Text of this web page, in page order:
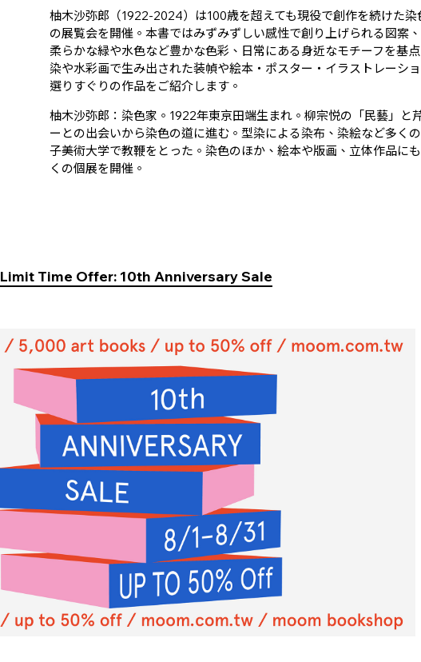
柚木沙弥郎（1922-2024）は100歳を超えても現役で創作を続けた染
の展覧会を開催。本書ではみずみずしい感性で創り上げられる図案
柔らかな緑や水色など豊かな色彩、日常にある身近なモチーフを基
染や水彩画で生み出された装幀や絵本・ポスター・イラストレーシ
選りすぐりの作品をご紹介します。
柚木沙弥郎：染色家。1922年東京田端生まれ。柳宗悦の「民藝」と
ーとの出会いから染色の道に進む。型染による染布、染絵など多く
子美術大学で教鞭をとった。染色のほか、絵本や版画、立体作品に
くの個展を開催。
Limit Time Offer: 10th Anniversary Sale